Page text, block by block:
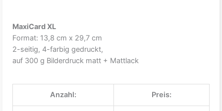
MaxiCard XL
Format: 13,8 cm x 29,7 cm
2-seitig, 4-farbig gedruckt,
auf 300 g Bilderdruck matt + Mattlack
Anzahl: Preis: